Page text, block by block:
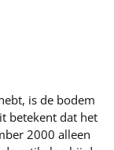
is de bodem
betekent dat het
2000 alleen